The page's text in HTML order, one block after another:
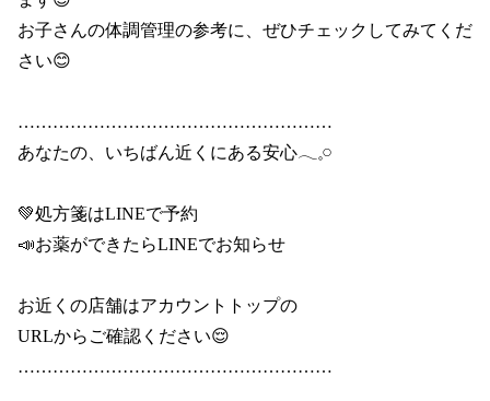
お子さんの体調管理の参考に、ぜひチェックしてみてくだ
さい😊
………………………………………………
あなたの、いちばん近くにある安心𓂃𓈒𓏸
💚処方箋はLINEで予約
📣お薬ができたらLINEでお知らせ
お近くの店舗はアカウントトップの
URLからご確認ください😌
………………………………………………